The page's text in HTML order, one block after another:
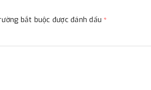
bắt buộc được đánh dấu*